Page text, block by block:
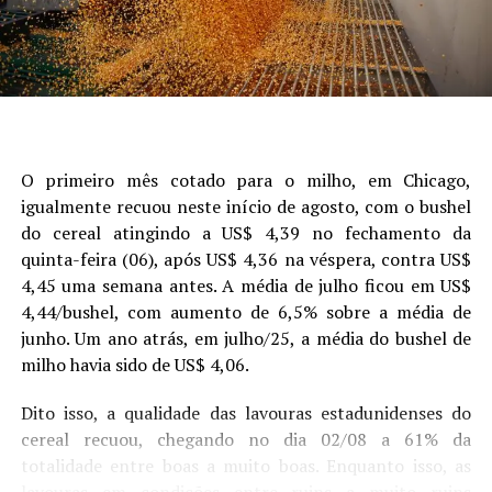
apresentou o Programa Algodão Brasileiro Responsável
(ABR), que através de um processo de certificação
garante rastreabilidade, boas práticas de cultivo e
participantes o quanto que o processo de certificação é
importante para agregar valor à pluma. “O programa
ABR é reconhecido como referência internacional, e foi
um dos fatores que serviram para consolidar o Brasil
como líder mundial em sustentabilidade na produção de
algodão.
O papel do Brasil na cotonicultura latino-americana
Maior exportador global de algodão nos últimos dois
anos, e único país da América do Sul a assegurar 100%
de rastreabilidade da produção, o Brasil assumiu papel
O primeiro mês cotado para o milho, em Chicago,
igualmente recuou neste início de agosto, com o bushel
do cereal atingindo a US$ 4,39 no fechamento da
quinta-feira (06), após US$ 4,36 na véspera, contra US$
4,45 uma semana antes. A média de julho ficou em US$
4,44/bushel, com aumento de 6,5% sobre a média de
junho. Um ano atrás, em julho/25, a média do bushel de
milho havia sido de US$ 4,06.
Dito isso, a qualidade das lavouras estadunidenses do
cereal recuou, chegando no dia 02/08 a 61% da
totalidade entre boas a muito boas. Enquanto isso, as